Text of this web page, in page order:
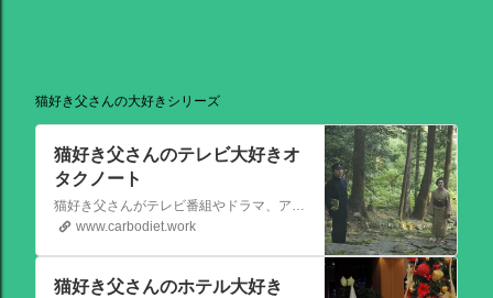
猫好き父さんの大好きシリーズ
猫好き父さんのテレビ大好きオ
タクノート
www.carbodiet.work
猫好き父さんのホテル大好き